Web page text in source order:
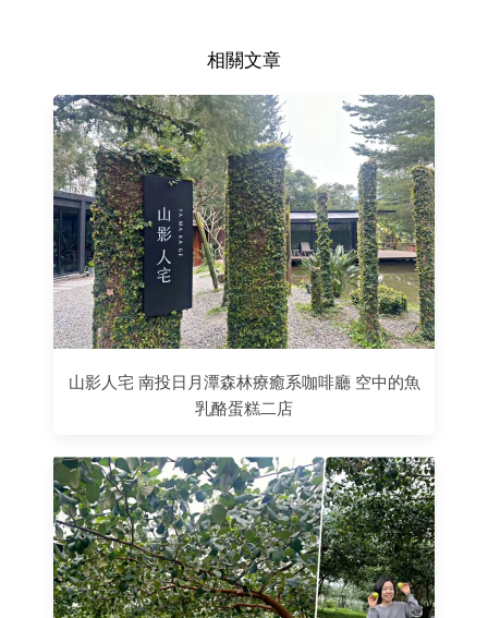
相關文章
山影人宅 南投日月潭森林療癒系咖啡廳 空中的魚
乳酪蛋糕二店